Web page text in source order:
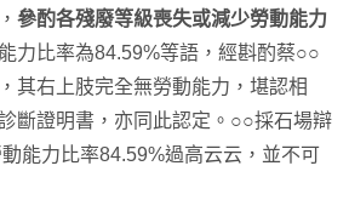
參酌各殘廢等級喪失或減少勞動能力
力比率為84.59%等語，經斟酌蔡○○
其右上肢完全無勞動能力，堪認相
斷證明書，亦同此認定。○○採石場辯
能力比率84.59%過高云云，並不可